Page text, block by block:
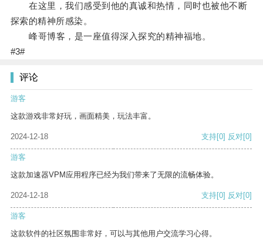
在这里，我们感受到他的真诚和热情，同时也被他不断
探索的精神所感染。
峰哥博客，是一座值得深入探究的精神福地。
#3#
评论
游客
这款游戏非常好玩，画面精美，玩法丰富。
2024-12-18 支持[0] 反对[0]
游客
这款加速器VPM应用程序已经为我们带来了无限的流畅体验。
2024-12-18 支持[0] 反对[0]
游客
这款软件的社区氛围非常好，可以与其他用户交流学习心得。